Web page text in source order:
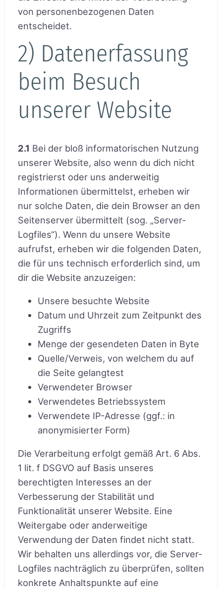
von personenbezogenen Daten
entscheidet.
2) Datenerfassung
beim Besuch
unserer Website
2.1 Bei der bloß informatorischen Nutzung
unserer Website, also wenn du dich nicht
registrierst oder uns anderweitig
Informationen übermittelst, erheben wir
nur solche Daten, die dein Browser an den
Seitenserver übermittelt (sog. „Server-
Logfiles“). Wenn du unsere Website
aufrufst, erheben wir die folgenden Daten,
die für uns technisch erforderlich sind, um
dir die Website anzuzeigen:
Unsere besuchte Website
Datum und Uhrzeit zum Zeitpunkt des
Zugriffs
Menge der gesendeten Daten in Byte
Quelle/Verweis, von welchem du auf
die Seite gelangtest
Verwendeter Browser
Verwendetes Betriebssystem
Verwendete IP-Adresse (ggf.: in
anonymisierter Form)
Die Verarbeitung erfolgt gemäß Art. 6 Abs.
1 lit. f DSGVO auf Basis unseres
berechtigten Interesses an der
Verbesserung der Stabilität und
Funktionalität unserer Website. Eine
Weitergabe oder anderweitige
Verwendung der Daten findet nicht statt.
Wir behalten uns allerdings vor, die Server-
Logfiles nachträglich zu überprüfen, sollten
konkrete Anhaltspunkte auf eine